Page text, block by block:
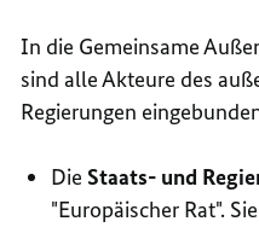
In die Gemeinsame
sind alle Akteure des
Regierungen
Die Staats- und
"Europäischer Rat".